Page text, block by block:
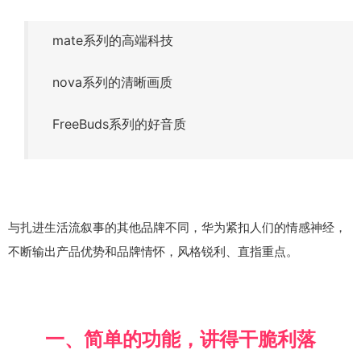
mate系列的高端科技
nova系列的清晰画质
FreeBuds系列的好音质
与扎进生活流叙事的其他品牌不同，华为紧扣人们的情感神经，
不断输出产品优势和品牌情怀，风格锐利、直指重点。
一、简单的功能，讲得干脆利落